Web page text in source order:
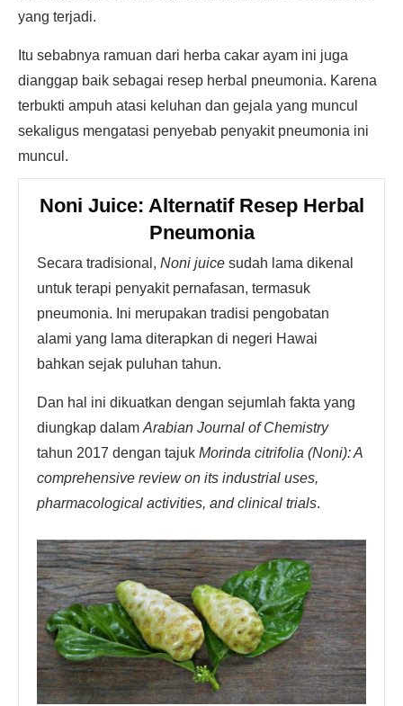
yang terjadi.
Itu sebabnya ramuan dari herba cakar ayam ini juga
dianggap baik sebagai resep herbal pneumonia. Karena
terbukti ampuh atasi keluhan dan gejala yang muncul
sekaligus mengatasi penyebab penyakit pneumonia ini
muncul.
Noni Juice: Alternatif Resep Herbal
Pneumonia
Secara tradisional, Noni juice sudah lama dikenal
untuk terapi penyakit pernafasan, termasuk
pneumonia. Ini merupakan tradisi pengobatan
alami yang lama diterapkan di negeri Hawai
bahkan sejak puluhan tahun.
Dan hal ini dikuatkan dengan sejumlah fakta yang
diungkap dalam Arabian Journal of Chemistry
tahun 2017 dengan tajuk Morinda citrifolia (Noni): A
comprehensive review on its industrial uses,
pharmacological activities, and clinical trials.